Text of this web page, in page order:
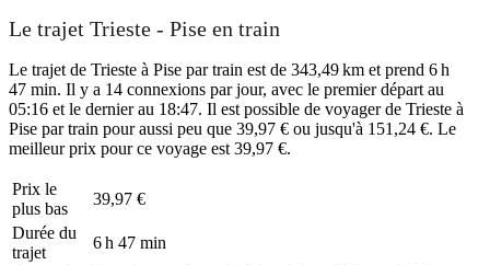
Le trajet Trieste - Pise en train
Le trajet de Trieste à Pise par train est de 343,49 km et prend 6 h
47 min. Il y a 14 connexions par jour, avec le premier départ au
05:16 et le dernier au 18:47. Il est possible de voyager de Trieste à
Pise par train pour aussi peu que 39,97 € ou jusqu'à 151,24 €. Le
meilleur prix pour ce voyage est 39,97 €.
Prix ​​le
plus bas
39,97 €
Durée du
trajet
6 h 47 min